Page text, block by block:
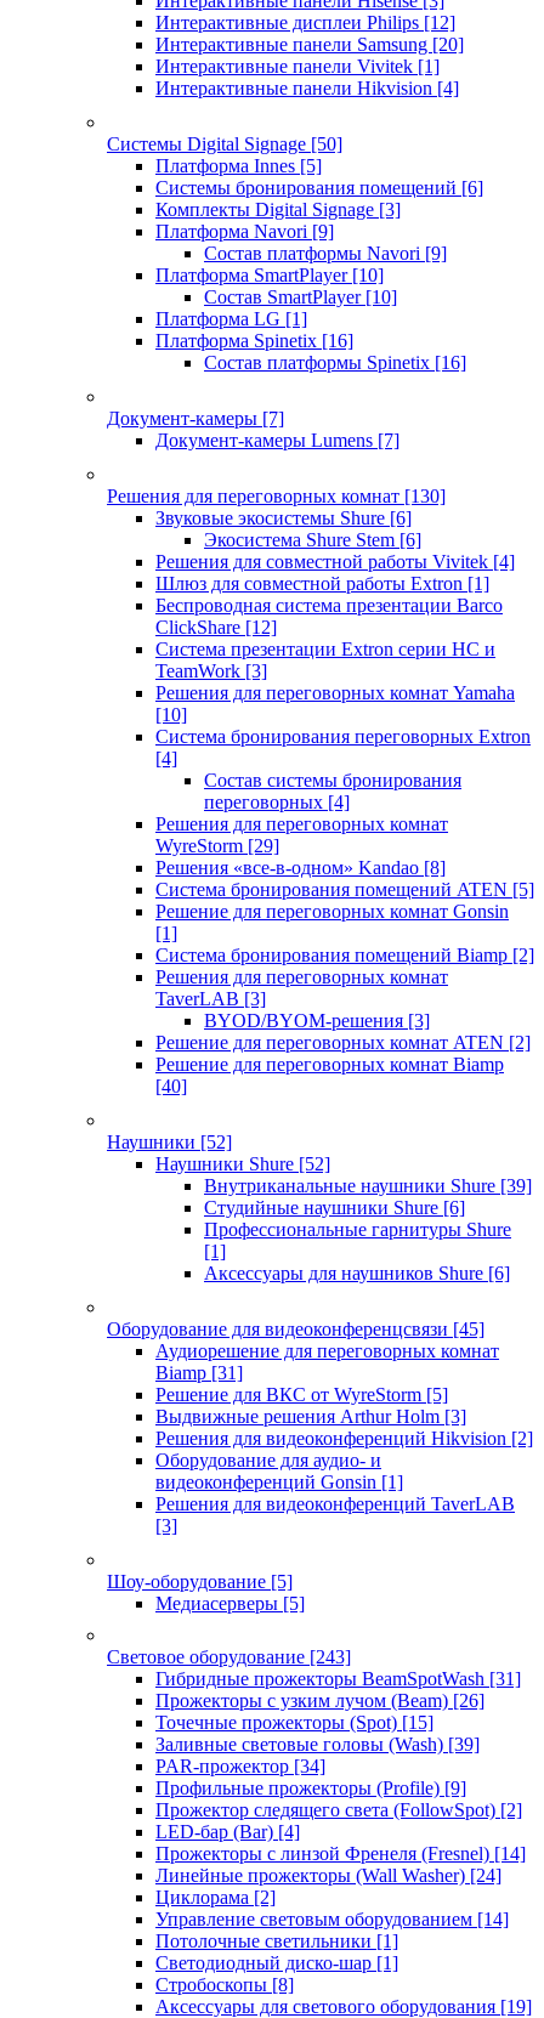
Интерактивные дисплеи Philips [12]
Интерактивные панели Samsung [20]
Интерактивные панели Vivitek [1]
Интерактивные панели Hikvision [4]
Системы Digital Signage [50]
Платформа Innes [5]
Системы бронирования помещений [6]
Комплекты Digital Signage [3]
Платформа Navori [9]
Состав платформы Navori [9]
Платформа SmartPlayer [10]
Состав SmartPlayer [10]
Платформа LG [1]
Платформа Spinetix [16]
Состав платформы Spinetix [16]
Документ-камеры [7]
Документ-камеры Lumens [7]
Решения для переговорных комнат [130]
Звуковые экосистемы Shure [6]
Экосистема Shure Stem [6]
Решения для совместной работы Vivitek [4]
Шлюз для совместной работы Extron [1]
Беспроводная система презентации Barco
ClickShare [12]
Система презентации Extron серии HC и
TeamWork [3]
Решения для переговорных комнат Yamaha
[10]
Система бронирования переговорных Extron
[4]
Состав системы бронирования
переговорных [4]
Решения для переговорных комнат
WyreStorm [29]
Решения «все-в-одном» Kandao [8]
Система бронирования помещений ATEN [5]
Решение для переговорных комнат Gonsin
[1]
Система бронирования помещений Biamp [2]
Решения для переговорных комнат
TaverLAB [3]
BYOD/BYOM-решения [3]
Решение для переговорных комнат ATEN [2]
Решение для переговорных комнат Biamp
[40]
Наушники [52]
Наушники Shure [52]
Внутриканальные наушники Shure [39]
Студийные наушники Shure [6]
Профессиональные гарнитуры Shure
[1]
Аксессуары для наушников Shure [6]
Оборудование для видеоконференцсвязи [45]
Аудиорешение для переговорных комнат
Biamp [31]
Решение для ВКС от WyreStorm [5]
Выдвижные решения Arthur Holm [3]
Решения для видеоконференций Hikvision [2]
Оборудование для аудио- и
видеоконференций Gonsin [1]
Решения для видеоконференций TaverLAB
[3]
Шоу-оборудование [5]
Медиасерверы [5]
Световое оборудование [243]
Гибридные прожекторы BeamSpotWash [31]
Прожекторы с узким лучом (Beam) [26]
Точечные прожекторы (Spot) [15]
Заливные световые головы (Wash) [39]
PAR-прожектор [34]
Профильные прожекторы (Profile) [9]
Прожектор следящего света (FollowSpot) [2]
LED-бар (Bar) [4]
Прожекторы с линзой Френеля (Fresnel) [14]
Линейные прожекторы (Wall Washer) [24]
Циклорама [2]
Управление световым оборудованием [14]
Потолочные светильники [1]
Светодиодный диско-шар [1]
Стробоскопы [8]
Аксессуары для светового оборудования [19]